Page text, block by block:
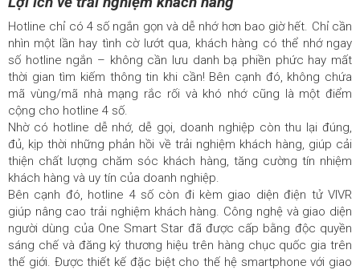
Hotline chỉ có 4 số ngắn gọn và dễ nhớ hơn bao giờ hết. Chỉ cần
nhìn một lần hay tình cờ lướt qua, khách hàng có thể nhớ ngay
số hotline ngắn – không cần lưu danh bạ phiền phức hay mất
thời gian tìm kiếm thông tin khi cần! Bên cạnh đó, không chứa
mã vùng/mã nhà mạng rắc rối và khó nhớ cũng là một điểm
cộng cho hotline 4 số.
Nhờ có hotline dễ nhớ, dễ gọi, doanh nghiệp còn thu lại đúng,
đủ, kịp thời những phản hồi về trải nghiệm khách hàng, giúp cải
thiện chất lượng chăm sóc khách hàng, tăng cường tín nhiệm
khách hàng và uy tín của doanh nghiệp.
Bên cạnh đó, hotline 4 số còn đi kèm giao diện điện tử VIVR
giúp nâng cao trải nghiệm khách hàng. Công nghệ và giao diện
người dùng của One Smart Star đã được cấp bằng độc quyền
sáng chế và đăng ký thương hiệu trên hàng chục quốc gia trên
thế giới. Được thiết kế đặc biệt cho thế hệ smartphone với giao